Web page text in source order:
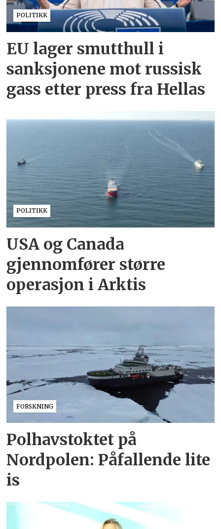
POLITIKK
EU lager smutthull i
sanksjonene mot russisk
gass etter press fra Hellas
POLITIKK
USA og Canada
gjennomfører større
operasjon i Arktis
FORSKNING
Polhavstoktet på
Nordpolen: Påfallende lite
is